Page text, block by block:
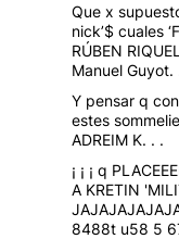
Que x
nick’$ cuales
RÚBEN
Manuel Guyot.
Y pensar q
estes
ADREIM K. . .
¡ ¡ ¡ q
A KRETIN
8488t u58 5